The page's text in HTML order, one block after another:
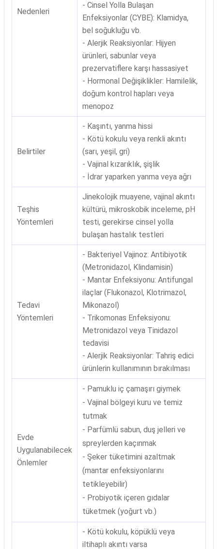
Nedenleri
- Cinsel Yolla Bulaşan
Enfeksiyonlar (CYBE): Klamidya,
bel soğukluğu vb.
- Alerjik Reaksiyonlar: Hijyen
ürünleri, sabunlar veya
prezervatiflere karşı hassasiyet
- Hormonal Değişiklikler: Hamilelik,
doğum kontrol hapları veya
menopoz
Belirtiler
- Kaşıntı, yanma hissi
- Kötü kokulu veya renkli akıntı
(sarı, yeşil, gri)
- Vajinal kızarıklık, şişlik
- İdrar yaparken yanma veya ağrı
Teşhis
Yöntemleri
Jinekolojik muayene, vajinal akıntı
kültürü, mikroskobik inceleme, pH
testi, gerekirse cinsel yolla
bulaşan hastalık testleri
Tedavi
Yöntemleri
- Bakteriyel Vajinoz: Antibiyotik
(Metronidazol, Klindamisin)
- Mantar Enfeksiyonu: Antifungal
ilaçlar (Flukonazol, Klotrimazol,
Mikonazol)
- Trikomonas Enfeksiyonu:
Metronidazol veya Tinidazol
tedavisi
- Alerjik Reaksiyonlar: Tahriş edici
ürünlerin kullanımının bırakılması
Evde
Uygulanabilecek
Önlemler
- Pamuklu iç çamaşırı giymek
- Vajinal bölgeyi kuru ve temiz
tutmak
- Parfümlü sabun, duş jelleri ve
spreylerden kaçınmak
- Şeker tüketimini azaltmak
(mantar enfeksiyonlarını
tetikleyebilir)
- Probiyotik içeren gıdalar
tüketmek (yoğurt vb.)
- Kötü kokulu, köpüklü veya
iltihaplı akıntı varsa